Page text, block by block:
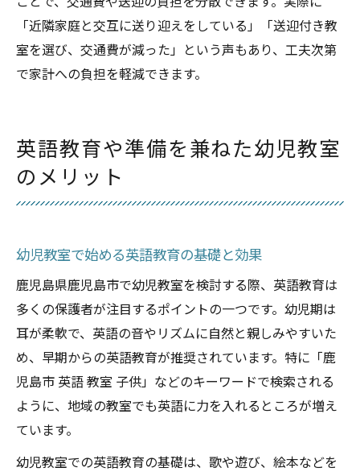
「近隣家庭と交互に送り迎えをしている」「送迎付き教
室を選び、交通費が減った」という声もあり、工夫次第
で家計への負担を軽減できます。
英語教育や準備を兼ねた幼児教室
のメリット
幼児教室で始める英語教育の基礎と効果
鹿児島県鹿児島市で幼児教室を検討する際、英語教育は
多くの保護者が注目するポイントの一つです。幼児期は
耳が柔軟で、英語の音やリズムに自然と親しみやすいた
め、早期からの英語教育が推奨されています。特に「鹿
児島市 英語 教室 子供」などのキーワードで検索される
ように、地域の教室でも英語に力を入れるところが増え
ています。
幼児教室での英語教育の基礎は、歌や遊び、絵本などを